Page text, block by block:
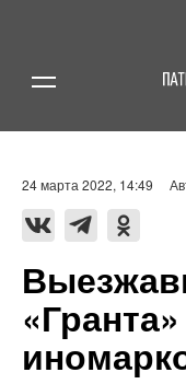
24 марта 2022, 14:49